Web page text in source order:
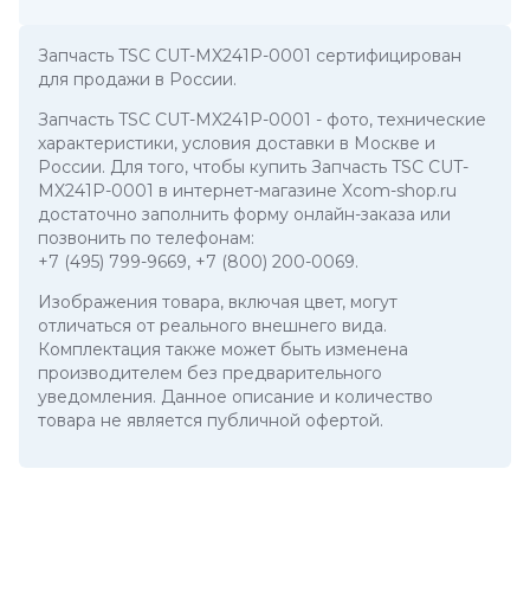
Запчасть TSC CUT-MX241P-0001 сертифицирован
для продажи в России.
Запчасть TSC CUT-MX241P-0001 - фото, технические
характеристики, условия доставки в Москве и
России. Для того, чтобы купить Запчасть TSC CUT-
MX241P-0001 в интернет-магазине Xcom-shop.ru
достаточно заполнить форму онлайн-заказа или
позвонить по телефонам:
+7 (495) 799-9669, +7 (800) 200-0069.
Изображения товара, включая цвет, могут
отличаться от реального внешнего вида.
Комплектация также может быть изменена
производителем без предварительного
уведомления. Данное описание и количество
товара не является публичной офертой.